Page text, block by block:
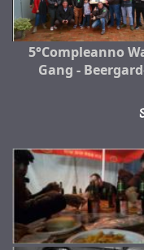
5°Compleanno
Gang -